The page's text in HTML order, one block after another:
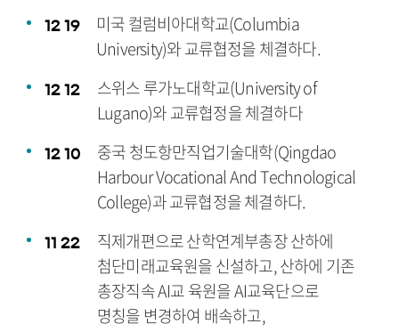
12 19
미국 컬럼비아대학교(Columbia
University)와 교류협정을 체결하다.
12 12
스위스 루가노대학교(University of
Lugano)와 교류협정을 체결하다
12 10
중국 청도항만직업기술대학(Qingdao
Harbour Vocational And Technological
College)과 교류협정을 체결하다.
11 22
직제개편으로 산학연계부총장 산하에
첨단미래교육원을 신설하고, 산하에 기존
총장직속 AI교 육원을 AI교육단으로
명칭을 변경하여 배속하고,